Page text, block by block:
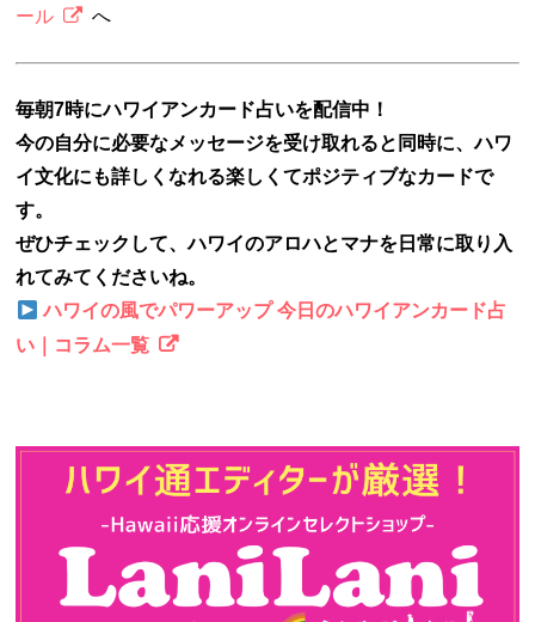
ール
へ
毎朝7時にハワイアンカード占いを配信中！
今の自分に必要なメッセージを受け取れると同時に、ハワ
イ文化にも詳しくなれる楽しくてポジティブなカードで
す。
ぜひチェックして、ハワイのアロハとマナを日常に取り入
れてみてくださいね。
ハワイの風でパワーアップ 今日のハワイアンカード占
い｜コラム一覧